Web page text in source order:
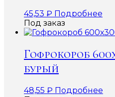
45,53 ₽ Подробнее
Под заказ
Гофрокороб
бурый
48,55 ₽ Подробнее